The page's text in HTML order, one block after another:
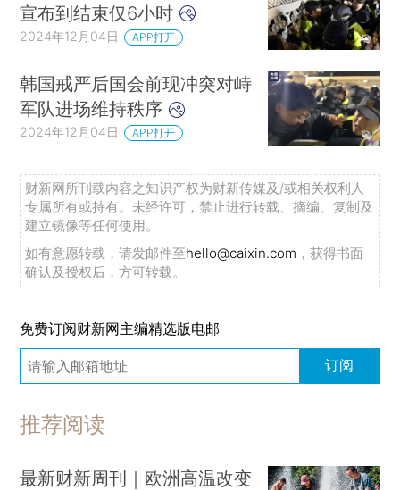
宣布到结束仅6小时
2024年12月04日 APP打开
韩国戒严后国会前现冲突对峙
军队进场维持秩序
2024年12月04日 APP打开
财新网所刊载内容之知识产权为财新传媒及/或相关权利人
专属所有或持有。未经许可，禁止进行转载、摘编、复制及
建立镜像等任何使用。
如有意愿转载，请发邮件至hello@caixin.com ，获得书面
确认及授权后，方可转载。
免费订阅财新网主编精选版电邮
订阅
推荐阅读
最新财新周刊｜欧洲高温改变